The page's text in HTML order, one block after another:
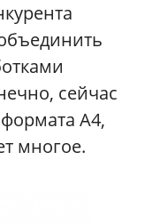
сейчас
А4,
многое.